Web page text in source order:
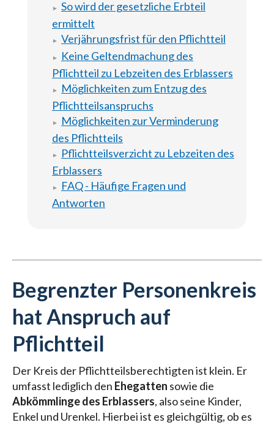
So wird der gesetzliche Erbteil
ermittelt
Verjährungsfrist für den Pflichtteil
Keine Geltendmachung des
Pflichtteil zu Lebzeiten des Erblassers
Möglichkeiten zum Entzug des
Pflichtteilsanspruchs
Möglichkeiten zur Verminderung
des Pflichtteils
Pflichtteilsverzicht zu Lebzeiten des
Erblassers
FAQ - Häufige Fragen und
Antworten
Begrenzter Personenkreis
hat Anspruch auf
Pflichtteil
Der Kreis der Pflichtteilsberechtigten ist klein. Er
umfasst lediglich den Ehegatten sowie die
Abkömmlinge des Erblassers, also seine Kinder,
Enkel und Urenkel. Hierbei ist es gleichgültig, ob es